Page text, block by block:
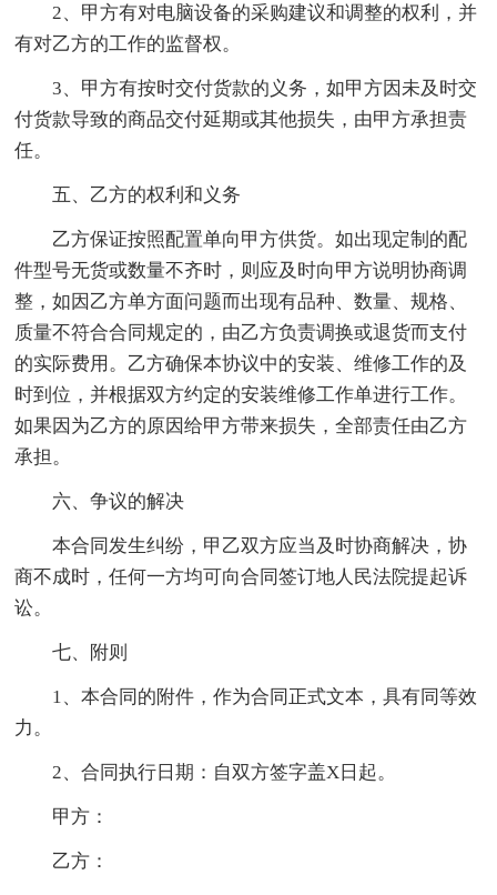
2、甲方有对电脑设备的采购建议和调整的权利，并
有对乙方的工作的监督权。
3、甲方有按时交付货款的义务，如甲方因未及时交
付货款导致的商品交付延期或其他损失，由甲方承担责
任。
五、乙方的权利和义务
乙方保证按照配置单向甲方供货。如出现定制的配
件型号无货或数量不齐时，则应及时向甲方说明协商调
整，如因乙方单方面问题而出现有品种、数量、规格、
质量不符合合同规定的，由乙方负责调换或退货而支付
的实际费用。乙方确保本协议中的安装、维修工作的及
时到位，并根据双方约定的安装维修工作单进行工作。
如果因为乙方的原因给甲方带来损失，全部责任由乙方
承担。
六、争议的解决
本合同发生纠纷，甲乙双方应当及时协商解决，协
商不成时，任何一方均可向合同签订地人民法院提起诉
讼。
七、附则
1、本合同的附件，作为合同正式文本，具有同等效
力。
2、合同执行日期：自双方签字盖X日起。
甲方：
乙方：